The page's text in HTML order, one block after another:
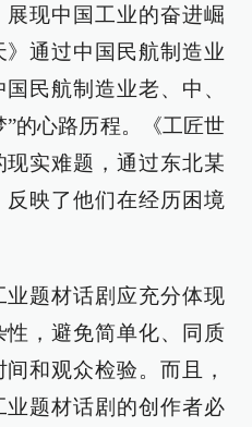
现中国工业的奋进崛
通过中国民航制造业
民航制造业老、中、
的心路历程。《工匠世
实难题，通过东北某
反映了他们在经历困境
题材话剧应充分体现
性，避免简单化、同质
和观众检验。而且，
业题材话剧的创作者必